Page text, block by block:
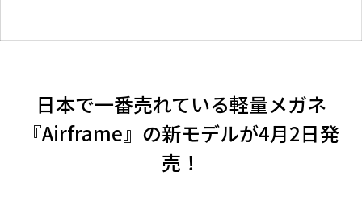
日本で一番売れている軽量メガネ
『Airframe』の新モデルが4月2日発
売！